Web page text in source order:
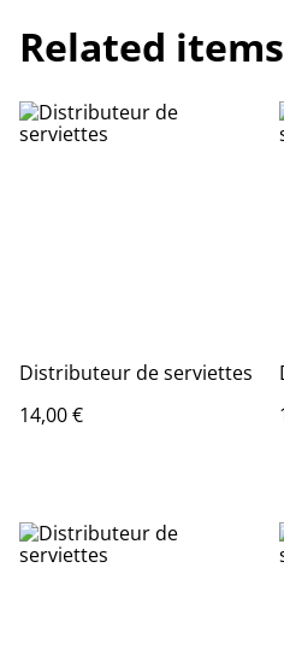
Related items
Distributeur de serviettes
14,00 €